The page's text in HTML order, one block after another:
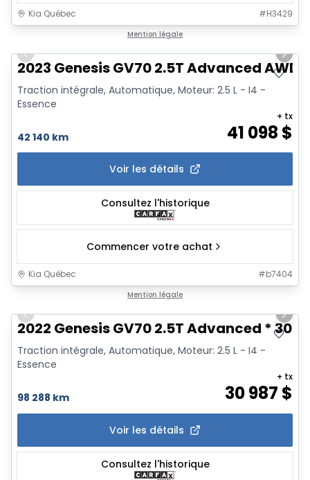
Kia Québec #H3429
Mention légale
Previous slide
Next
2023 Genesis GV70 2.5T Advanced AWD
Traction intégrale, Automatique, Moteur: 2.5 L - I4 -
Essence
42 140 km 41 098 $
+ tx
Voir les détails
Consultez l'historique
Commencer votre achat
Kia Québec #b7404
Mention légale
Previous slide
Next
2022 Genesis GV70 2.5T Advanced *
Traction intégrale, Automatique, Moteur: 2.5 L - I4 -
Essence
98 288 km 30 987 $
+ tx
Voir les détails
Consultez l'historique